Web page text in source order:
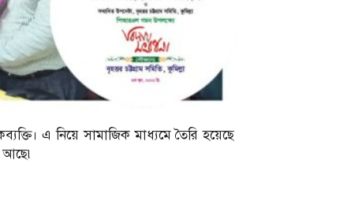
এ নিয়ে সামাজিক মাধ্যমে তৈরি হয়েছে
আছে৷